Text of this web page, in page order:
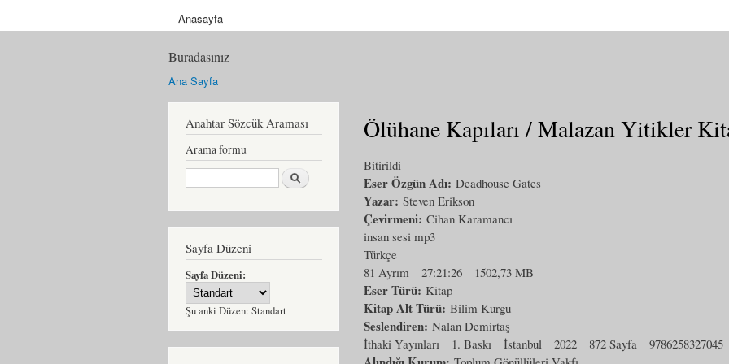
Anasayfa
Buradasınız
Ana Sayfa
Anahtar Sözcük Araması
Arama formu
Ara
Sayfa Düzeni
Sayfa Düzeni:
Şu anki Düzen: Standart
Ölühane Kapıları / Malazan Yitikler
Bitirildi
Eser Özgün Adı: Deadhouse Gates
Yazar: Steven Erikson
Çevirmeni: Cihan Karamancı
insan sesi mp3
Türkçe
81 Ayrım
27:21:26 1502,73 MB
Eser Türü: Kitap
Kitap Alt Türü: Bilim Kurgu
Seslendiren: Nalan Demirtaş
İthaki Yayınları
1. Baskı İstanbul 2022 872 Sayfa 9786258327045